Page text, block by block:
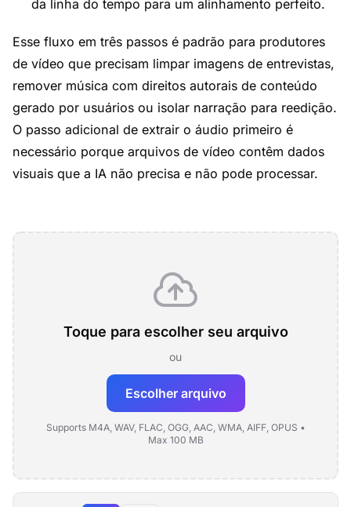
da linha do tempo para um alinhamento perfeito.
Esse fluxo em três passos é padrão para produtores
de vídeo que precisam limpar imagens de entrevistas,
remover música com direitos autorais de conteúdo
gerado por usuários ou isolar narração para reedição.
O passo adicional de extrair o áudio primeiro é
necessário porque arquivos de vídeo contêm dados
visuais que a IA não precisa e não pode processar.
Toque para escolher seu arquivo
ou
Escolher arquivo
Supports M4A, WAV, FLAC, OGG, AAC, WMA, AIFF, OPUS •
Max 100 MB